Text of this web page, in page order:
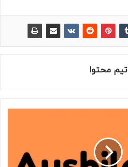
تیم محتوا